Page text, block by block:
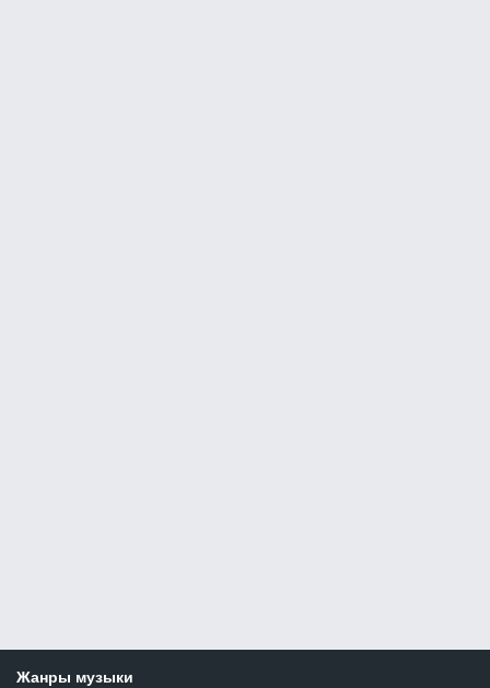
Жанры музыки